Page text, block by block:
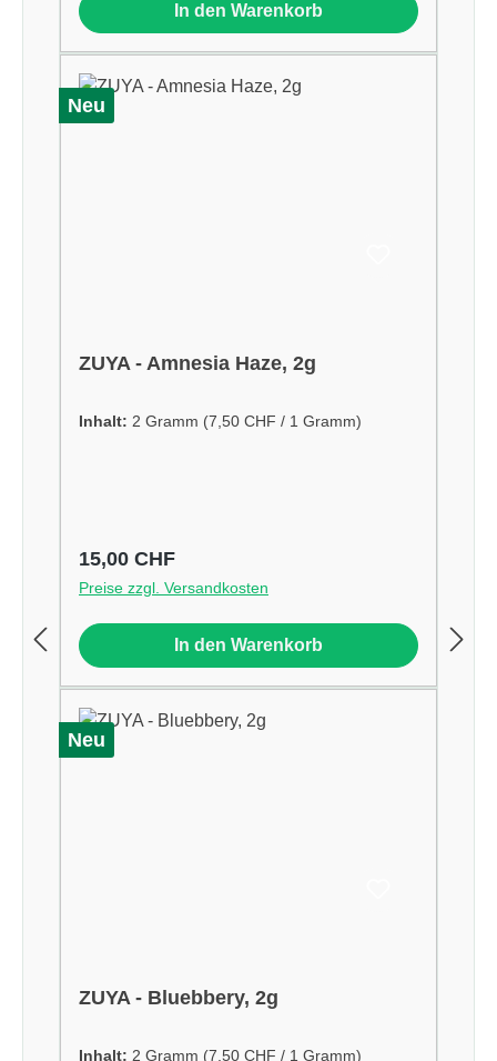
In den Warenkorb
Neu
ZUYA - Amnesia Haze, 2g
Inhalt: 2 Gramm (7,50 CHF / 1 Gramm)
Regulärer Preis:
15,00 CHF
Preise zzgl. Versandkosten
In den Warenkorb
Neu
ZUYA - Bluebbery, 2g
Inhalt: 2 Gramm (7,50 CHF / 1 Gramm)